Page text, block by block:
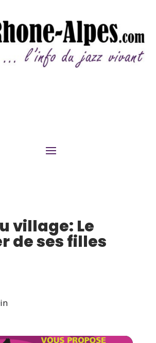
village: Le
de ses filles